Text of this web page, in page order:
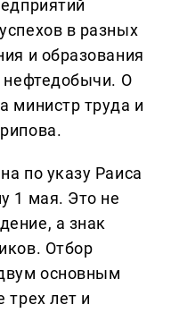
в разных
и образования
нефтедобычи. О
министр труда и
по указу Раиса
1 мая. Это не
а знак
Отбор
основным
трех лет и